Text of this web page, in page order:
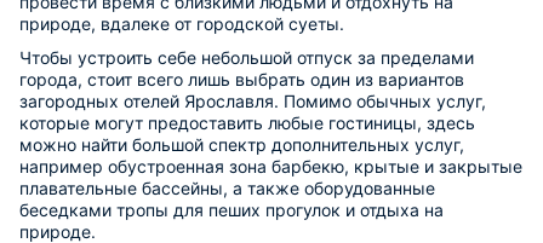
природе, вдалеке от городской суеты.
Чтобы устроить себе небольшой отпуск за пределами
города, стоит всего лишь выбрать один из вариантов
загородных отелей Ярославля. Помимо обычных услуг,
которые могут предоставить любые гостиницы, здесь
можно найти большой спектр дополнительных услуг,
например обустроенная зона барбекю, крытые и закрытые
плавательные бассейны, а также оборудованные
беседками тропы для пеших прогулок и отдыха на
природе.